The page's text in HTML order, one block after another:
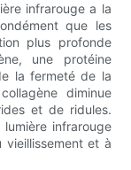
infrarouge a la
que les
plus profonde
une protéine
la fermeté de la
diminue
et de ridules.
infrarouge
et à